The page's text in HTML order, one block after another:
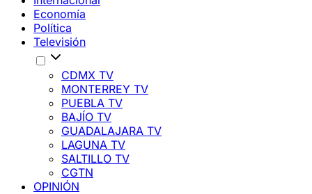
Economía
Política
Televisión
CDMX TV
MONTERREY TV
PUEBLA TV
BAJÍO TV
GUADALAJARA TV
LAGUNA TV
SALTILLO TV
CGTN
OPINIÓN